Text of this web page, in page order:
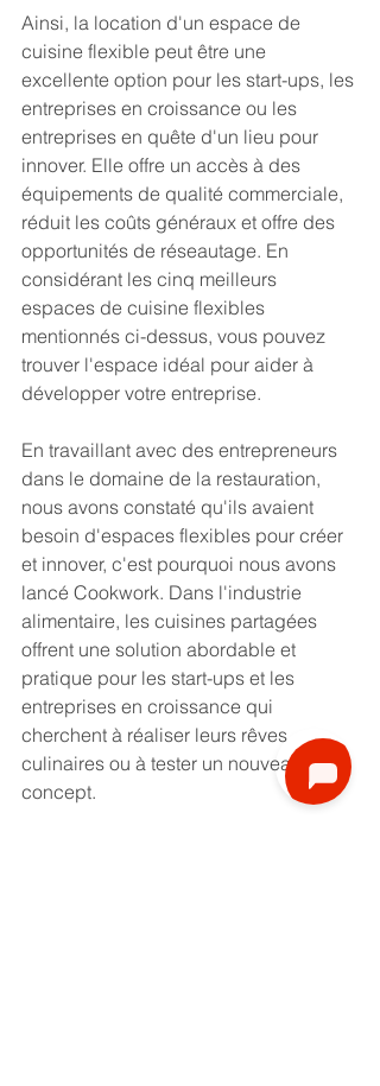
Ainsi, la location d'un espace de
cuisine flexible peut être une
excellente option pour les start-ups, les
entreprises en croissance ou les
entreprises en quête d'un lieu pour
innover. Elle offre un accès à des
équipements de qualité commerciale,
réduit les coûts généraux et offre des
opportunités de réseautage. En
considérant les cinq meilleurs
espaces de cuisine flexibles
mentionnés ci-dessus, vous pouvez
trouver l'espace idéal pour aider à
développer votre entreprise.
En travaillant avec des entrepreneurs
dans le domaine de la restauration,
nous avons constaté qu'ils avaient
besoin d'espaces flexibles pour créer
et innover, c'est pourquoi nous avons
lancé Cookwork. Dans l'industrie
alimentaire, les cuisines partagées
offrent une solution abordable et
pratique pour les start-ups et les
entreprises en croissance qui
cherchent à réaliser leurs rêves
culinaires ou à tester un nouveau
concept.